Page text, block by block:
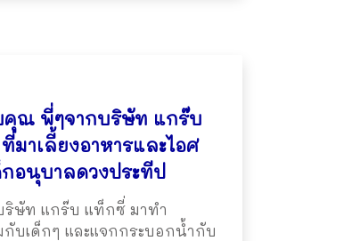
คุณ พี่ๆจากบริษัท แกร๊บ
มาเลี้ยงอาหารและไอศ
อนุบาลดวงประทีป
ริษัท แกร๊บ แท็กซี่ มาทำ
บเด็กๆ และแจกกระบอกน้ำกับ